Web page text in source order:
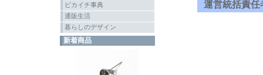
ピカイチ事典
通販生活
暮らしのデザイン
新着商品
運営統括責任